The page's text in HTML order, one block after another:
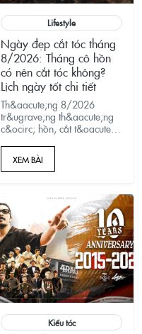
Lifestyle
Ngày đẹp cắt tóc tháng
8/2026: Tháng cô hồn
có nên cắt tóc không?
Lịch ngày tốt chi tiết
Th&aacute;ng 8/2026
tr&ugrave;ng th&aacute;ng
c&ocirc; hồn, cắt t&oacute;c
kh&ocirc;ng? Xem lịch
ng&agrave;y đẹp chi tiết,
lịch cắt t&oacute;c ngay tại
4RAU Barber.
XEM BÀI
Kiểu tóc